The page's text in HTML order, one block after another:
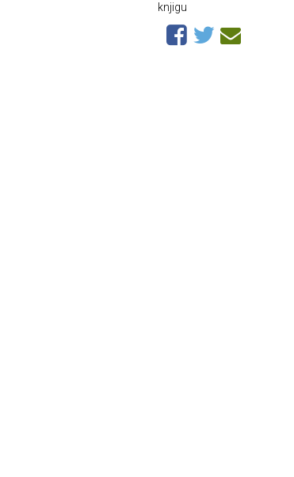
knjigu